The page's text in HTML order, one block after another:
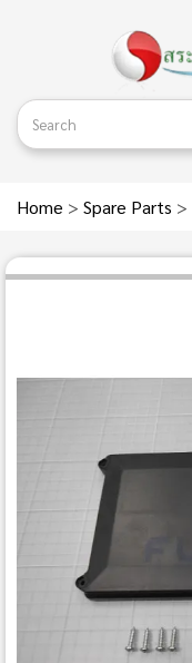
Home > Spare Parts >